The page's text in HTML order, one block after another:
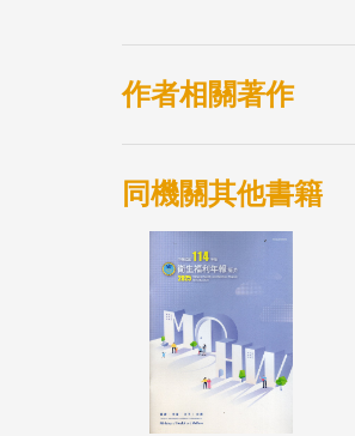
作者相關著作
同機關其他書籍